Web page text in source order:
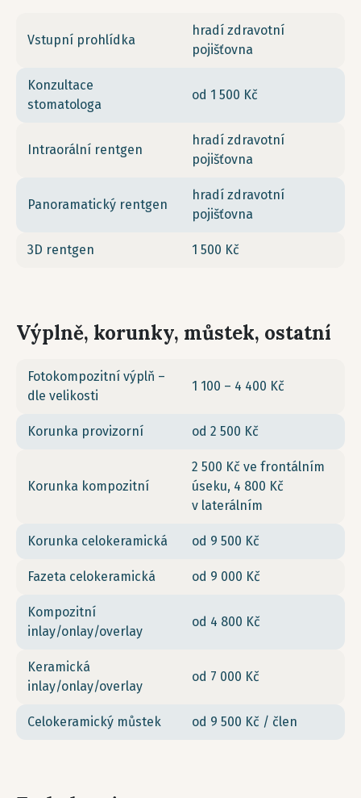
Vstupní prohlídka
hradí zdravotní
pojišťovna
Konzultace
stomatologa
od 1 500 Kč
Intraorální rentgen
hradí zdravotní
pojišťovna
Panoramatický rentgen
hradí zdravotní
pojišťovna
3D rentgen 1 500 Kč
Výplně, korunky, můstek, ostatní
Fotokompozitní výplň –
dle velikosti
1 100 – 4 400 Kč
Korunka provizorní od 2 500 Kč
Korunka kompozitní
2 500 Kč ve frontálním
úseku, 4 800 Kč
v laterálním
Korunka celokeramická od 9 500 Kč
Fazeta celokeramická od 9 000 Kč
Kompozitní
inlay/onlay/overlay
od 4 800 Kč
Keramická
inlay/onlay/overlay
od 7 000 Kč
Celokeramický můstek od 9 500 Kč / člen